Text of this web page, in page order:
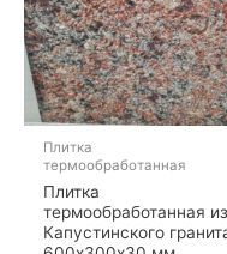
Плитка
термообработанная
Плитка
термообработанная из
Капустинского